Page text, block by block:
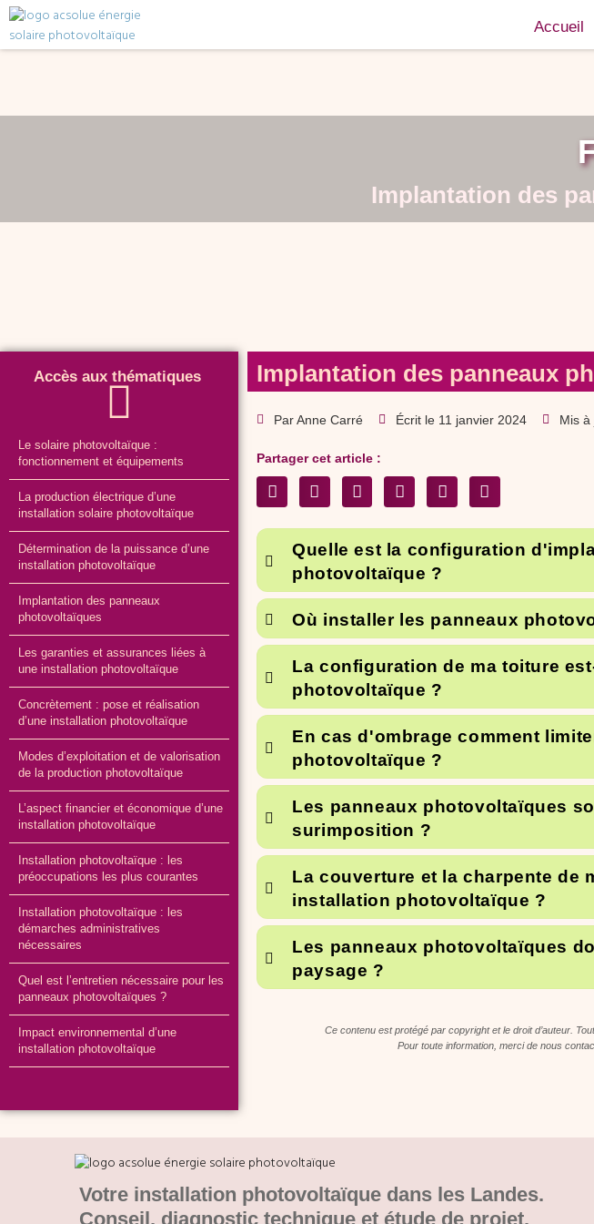
Accueil
Implantation des
Accès aux thématiques
Le solaire photovoltaïque :
fonctionnement et équipements
La production électrique d’une
installation solaire photovoltaïque
Détermination de la puissance d’une
installation photovoltaïque
Implantation des panneaux
photovoltaïques
Les garanties et assurances liées à
une installation photovoltaïque
Concrètement : pose et réalisation
d’une installation photovoltaïque
Modes d’exploitation et de valorisation
de la production photovoltaïque
L’aspect financier et économique d’une
installation photovoltaïque
Installation photovoltaïque : les
préoccupations les plus courantes
Installation photovoltaïque : les
démarches administratives
nécessaires
Quel est l’entretien nécessaire pour les
panneaux photovoltaïques ?
Impact environnemental d’une
installation photovoltaïque
Implantation des panneaux
ParAnne Carré Écrit le 11 janvier 2024 Mis
Partager cet article :
Quelle est la configuration
photovoltaïque ?
Où installer les panneaux
La configuration de ma toiture
photovoltaïque ?
En cas d'ombrage comment
photovoltaïque ?
Les panneaux photovoltaïques
surimposition ?
La couverture et la charpente de
installation photovoltaïque ?
Les panneaux photovoltaïques
paysage ?
Ce contenu est protégé par copyright et le droit d’auteur.
Pour toute information, merci de nous
Votre installation photovoltaïque dans les Landes.
Conseil, diagnostic technique et étude de projet.